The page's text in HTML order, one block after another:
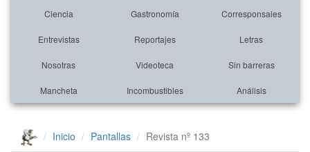
Ciencia Gastronomía Corresponsales
Entrevistas Reportajes Letras
Nosotras Videoteca Sin barreras
Mancheta Incombustibles Análisis
Inicio Pantallas Revista nº 133